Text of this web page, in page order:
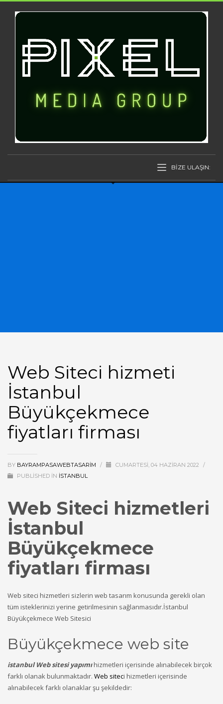
BİZE ULAŞIN:
Web Siteci hizmeti
İstanbul
Büyükçekmece
fiyatları firması
BY BAYRAMPASAWEBTASARIM / CUMARTESI, 04 HAZIRAN 2022
/
PUBLISHED IN ISTANBUL
Web Siteci hizmetleri
İstanbul
Büyükçekmece
fiyatları firması
Web siteci hizmetleri sizlerin web tasarım konusunda gerekli olan
tüm isteklerinizi yerine getirilmesinin sağlanmasıdır.İstanbul
Büyükçekmece Web Sitesici
Büyükçekmece web site
istanbul Web sitesi yapımıhizmetleri içerisinde alınabilecek birçok
farklı olanak bulunmaktadır. Web siteci hizmetleri içerisinde
alınabilecek farklı olanaklar şu şekildedir: